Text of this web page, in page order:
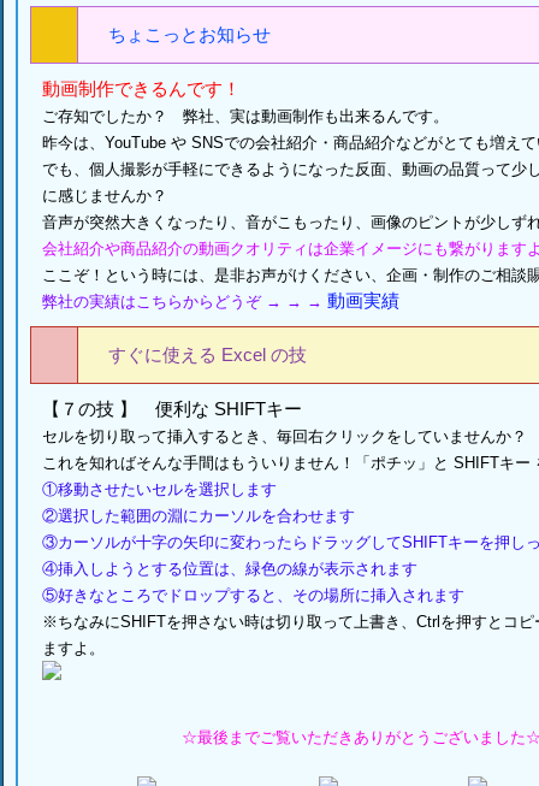
ちょこっとお知らせ
動画制作できるんです！
ご存知でしたか？ 弊社、実は動画制作も出来るんです。
昨今は、YouTube や SNSでの会社紹介・商品紹介などがとても増え
でも、個人撮影が手軽にできるようになった反面、動画の品質って少
に感じませんか？
音声が突然大きくなったり、音がこもったり、画像のピントが少しず
会社紹介や商品紹介の動画クオリティは企業イメージにも繋がります
ここぞ！ という時には、是非お声がけください、企画・制作のご相談
弊社の実績はこちらからどうぞ → → → 動画実績
すぐに使える Excel の技
【７の技 】 便利な SHIFTキー
セルを切り取って挿入するとき、毎回右クリックをしていませんか？
これを知ればそんな手間はもういりません！「ポチッ」と SHIFTキー
①移動させたいセルを選択します
②選択した範囲の淵にカーソルを合わせます
③カーソルが十字の矢印に変わったらドラッグしてSHIFTキーを押し
④挿入しようとする位置は、緑色の線が表示されます
⑤好きなところでドロップすると、その場所に挿入されます
※ちなみにSHIFTを押さない時は切り取って上書き、Ctrlを押すとコ
ますよ。
☆最後までご覧いただきありがとうございました